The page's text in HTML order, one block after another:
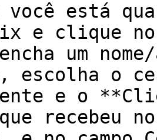
está
e clique no
um
escolha o
e o
recebeu